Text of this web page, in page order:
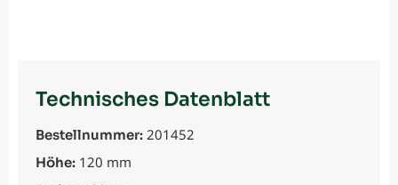
Technisches Datenblatt
Bestellnummer: 201452
Höhe: 120 mm